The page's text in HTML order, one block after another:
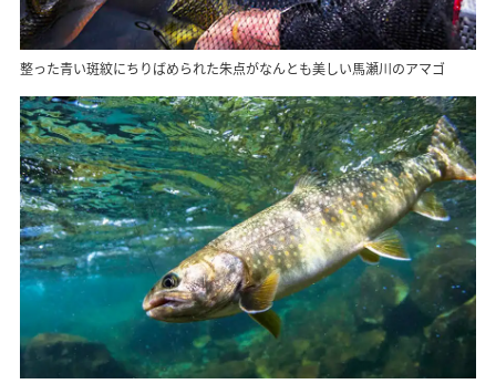
整った青い斑紋にちりばめられた朱点がなんとも美しい馬瀬川のアマゴ